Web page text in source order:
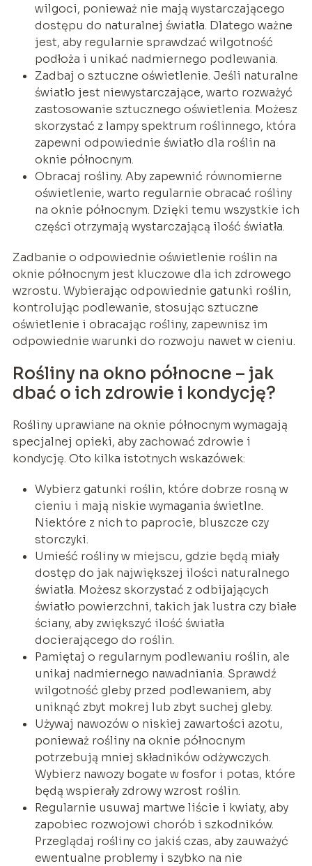
wilgoci, ponieważ nie mają wystarczającego
dostępu do naturalnej światła. Dlatego ważne
jest, aby regularnie sprawdzać wilgotność
podłoża i unikać nadmiernego podlewania.
Zadbaj o sztuczne oświetlenie. Jeśli naturalne
światło jest niewystarczające, warto rozważyć
zastosowanie sztucznego oświetlenia. Możesz
skorzystać z lampy spektrum roślinnego, która
zapewni odpowiednie światło dla roślin na
oknie północnym.
Obracaj rośliny. Aby zapewnić równomierne
oświetlenie, warto regularnie obracać rośliny
na oknie północnym. Dzięki temu wszystkie ich
części otrzymają wystarczającą ilość światła.
Zadbanie o odpowiednie oświetlenie roślin na
oknie północnym jest kluczowe dla ich zdrowego
wzrostu. Wybierając odpowiednie gatunki roślin,
kontrolując podlewanie, stosując sztuczne
oświetlenie i obracając rośliny, zapewnisz im
odpowiednie warunki do rozwoju nawet w cieniu.
Rośliny na okno północne – jak
dbać o ich zdrowie i kondycję?
Rośliny uprawiane na oknie północnym wymagają
specjalnej opieki, aby zachować zdrowie i
kondycję. Oto kilka istotnych wskazówek:
Wybierz gatunki roślin, które dobrze rosną w
cieniu i mają niskie wymagania świetlne.
Niektóre z nich to paprocie, bluszcze czy
storczyki.
Umieść rośliny w miejscu, gdzie będą miały
dostęp do jak największej ilości naturalnego
światła. Możesz skorzystać z odbijających
światło powierzchni, takich jak lustra czy białe
ściany, aby zwiększyć ilość światła
docierającego do roślin.
Pamiętaj o regularnym podlewaniu roślin, ale
unikaj nadmiernego nawadniania. Sprawdź
wilgotność gleby przed podlewaniem, aby
uniknąć zbyt mokrej lub zbyt suchej gleby.
Używaj nawozów o niskiej zawartości azotu,
ponieważ rośliny na oknie północnym
potrzebują mniej składników odżywczych.
Wybierz nawozy bogate w fosfor i potas, które
będą wspierały zdrowy wzrost roślin.
Regularnie usuwaj martwe liście i kwiaty, aby
zapobiec rozwojowi chorób i szkodników.
Przeglądaj rośliny co jakiś czas, aby zauważyć
ewentualne problemy i szybko na nie